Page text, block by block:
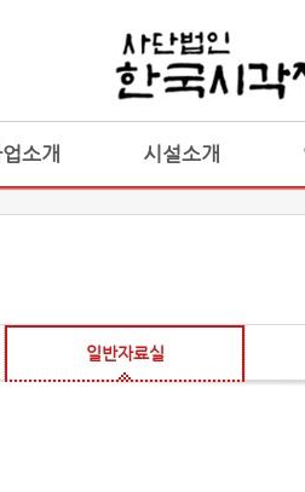
소개 시설소개
일반자료실